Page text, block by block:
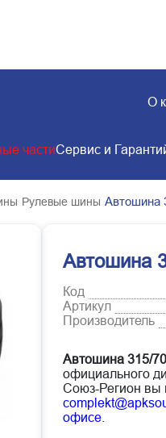
О
частиСервис и
Рулевые шины Автошина
Автошина
Код
Артикул
Производитель
Автошина 315/
официального
Союз-Регион вы
офисе